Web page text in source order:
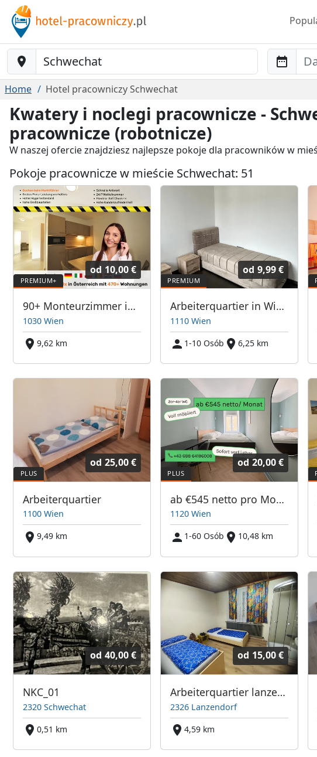
Baustelle-Location Anreise
Home Hotel pracowniczy Schwechat
Kwatery i noclegi pracownicze -
pracownicze (robotnicze)
W naszej ofercie znajdziesz najlepsze pokoje dla pracowników w
Pokoje pracownicze w mieście Schwechat: 51
od 10,00 €
90+ Monteurzimmer in Wien, Einzelbetten, Parkplätze, WIFI, Küchen
1030 Wien
9,62 km
od 9,99 €
Arbeiterquartier in Wien Simmering
1110 Wien
1-10 Osób
6,25 km
od 25,00 €
Arbeiterquartier
1100 Wien
9,49 km
od 20,00 €
ab €545 netto pro Monat | ampm Zimmer 1120 Wien
1120 Wien
1-60 Osób
10,48 km
od 40,00 €
NKC_01
2320 Schwechat
0,51 km
od 15,00 €
Arbeiterquartier lanzendorf
2326 Lanzendorf
4,59 km